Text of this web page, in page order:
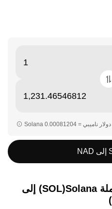
إحصائيات سعر تحويل عملة ‏Solana(‏SOL) إلى